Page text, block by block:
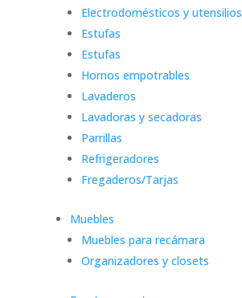
Electrodomésticos y utensilios
Estufas
Estufas
Hornos empotrables
Lavaderos
Lavadoras y secadoras
Parrillas
Refrigeradores
Fregaderos/Tarjas
Muebles
Muebles para recámara
Organizadores y closets